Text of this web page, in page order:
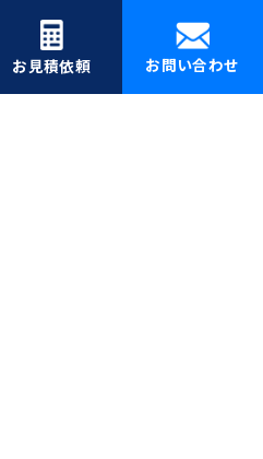
お見積依頼 お問い合わせ